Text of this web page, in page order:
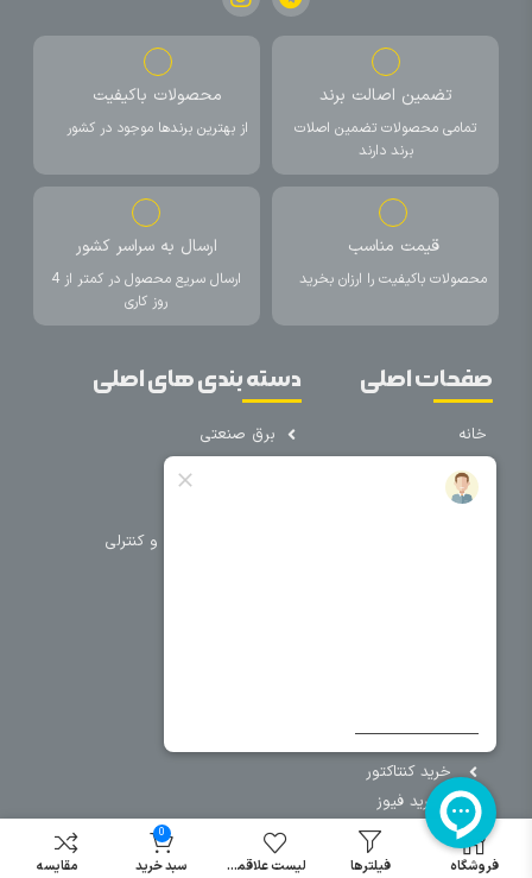
تضمین اصالت برند
تمامی محصولات تضمین اصلات
برند دارند
محصولات باکیفیت
از بهترین برندها موجود در کشور
قیمت مناسب
محصولات باکیفیت را ارزان بخرید
ارسال به سراسر کشور
ارسال سریع محصول در کمتر از 4
روز کاری
صفحات اصلی
خانه
درباره ما
دسته بندی های اصلی
برق صنعتی
تجهیزات حفاظتی و کنترلی
خرید کنتاکتور
خرید فیوز
مینیاتوری
خرید میکرو فروشگاه فیلترها لیست علاقمندی
0
سبد خرید مقایسه